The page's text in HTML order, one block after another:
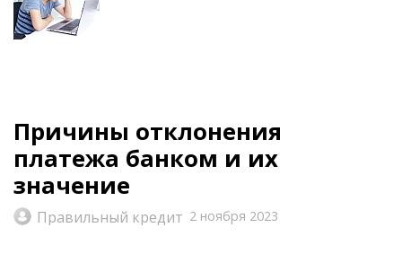
Причины отклонения
платежа банком и их
значение
Правильный кредит 2 ноября 2023